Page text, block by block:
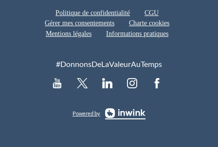
Politique de confidentialité
CGU
Gérer mes consentements
Charte cookies
Mentions légales
Informations pratiques
#DonnonsDeLaValeurAuTemps
Powered by